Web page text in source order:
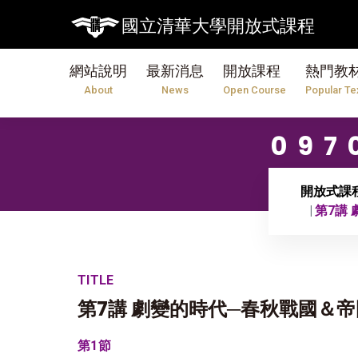
國立清華大學開放式課程
網站說明
About
最新消息
News
開放課程
Open Course
熱門教
Popular
開放式課
第7講
TITLE
第7講 劇變的時代─春秋戰國＆
第1節